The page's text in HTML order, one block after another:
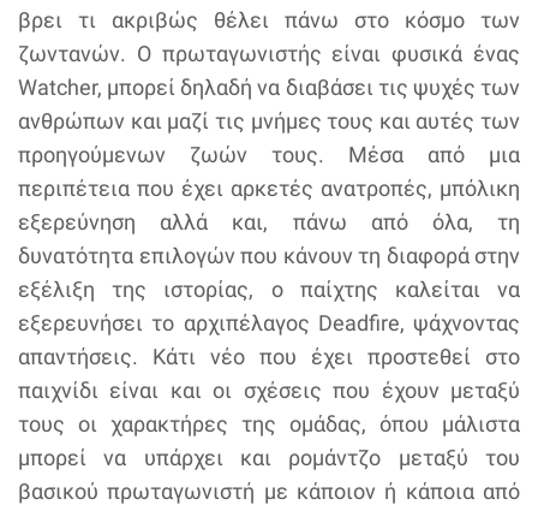
βρει τι ακριβώς θέλει πάνω στο κόσμο των
ζωντανών. Ο πρωταγωνιστής είναι φυσικά ένας
Watcher, μπορεί δηλαδή να διαβάσει τις ψυχές των
ανθρώπων και μαζί τις μνήμες τους και αυτές των
προηγούμενων ζωών τους. Μέσα από μια
περιπέτεια που έχει αρκετές ανατροπές, μπόλικη
εξερεύνηση αλλά και, πάνω από όλα, τη
δυνατότητα επιλογών που κάνουν τη διαφορά στην
εξέλιξη της ιστορίας, ο παίχτης καλείται να
εξερευνήσει το αρχιπέλαγος Deadfire, ψάχνοντας
απαντήσεις. Κάτι νέο που έχει προστεθεί στο
παιχνίδι είναι και οι σχέσεις που έχουν μεταξύ
τους οι χαρακτήρες της ομάδας, όπου μάλιστα
μπορεί να υπάρχει και ρομάντζο μεταξύ του
βασικού πρωταγωνιστή με κάποιον ή κάποια από